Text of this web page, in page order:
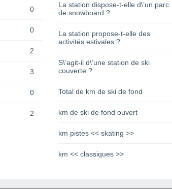
0
0
2
3
0
2
La station dispose-t-elle d\’un parc
de snowboard ?
La station propose-t-elle des
activités estivales ?
S\’agit-il d\’une station de ski
couverte ?
Total de km de ski de fond
km de ski de fond ouvert
km pistes << skating >>
km << classiques >>